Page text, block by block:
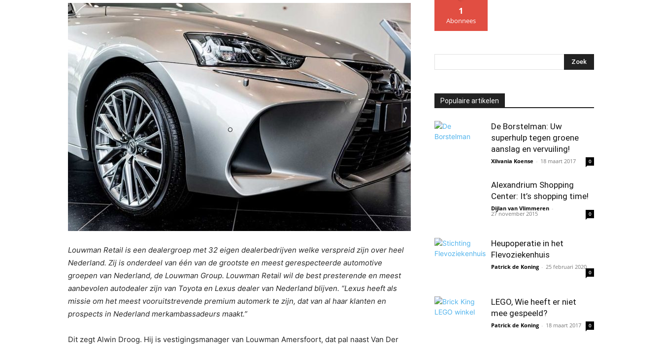
Louwman Retail is een dealergroep met 32 eigen dealerbedrijven welke verspreid zijn over heel
Nederland. Zij is onderdeel van één van de grootste en meest gerespecteerde automotive
groepen van Nederland, de Louwman Group. Louwman Retail wil de best presterende en meest
aanbevolen autodealer zijn van Toyota en Lexus dealer van Nederland blijven. “Lexus heeft als
missie om het meest vooruitstrevende premium automerk te zijn, dat van al haar klanten en
prospects in Nederland merkambassadeurs maakt.”
Dit zegt Alwin Droog. Hij is vestigingsmanager van Louwman Amersfoort, dat pal naast Van Der
1
Abonnees
Populaire artikelen
De Borstelman: Uw
superhulp tegen groene
aanslag en vervuiling!
Xilvania Koense - 18 maart 2017 0
Alexandrium Shopping
Center: It’s shopping time!
Dijlan van Vlimmeren -
27 november 2015 0
Heupoperatie in het
Flevoziekenhuis
Patrick de Koning - 25 februari 2020
0
LEGO, Wie heeft er niet
mee gespeeld?
Patrick de Koning - 18 maart 2017 0